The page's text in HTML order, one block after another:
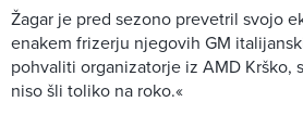
Žagar je pred sezono prevetril svojo
enakem frizerju njegovih GM
pohvaliti organizatorje iz AMD Krško,
niso šli toliko na roko.«